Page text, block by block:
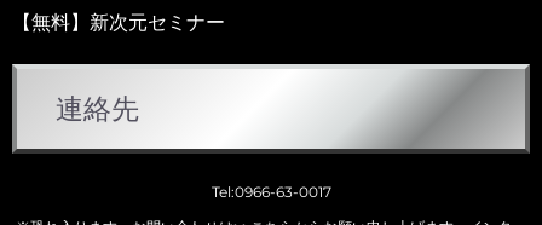
【無料】新次元セミナー
連絡先
Tel:0966-63-0017